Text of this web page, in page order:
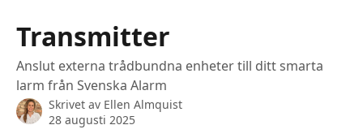
Transmitter
Anslut externa trådbundna enheter till ditt smarta
larm från Svenska Alarm
Skrivet av Ellen Almquist
28 augusti 2025